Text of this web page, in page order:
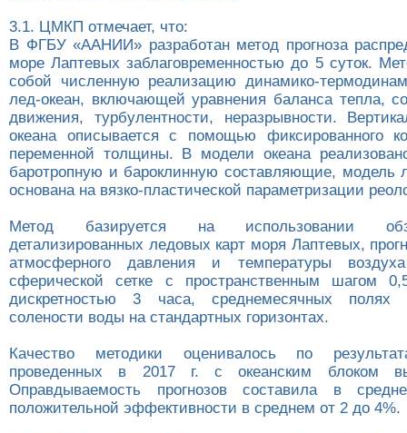
3.1. ЦМКП отмечает, что:
В ФГБУ «ААНИИ» разработан метод прогноза
море Лаптевых заблаговременностью до 5 суток.
собой численную реализацию динамико-
лед-океан, включающей уравнения баланса тепла,
движения, турбулентности, неразрывности.
океана описывается с помощью фиксированного
переменной толщины. В модели океана
баротропную и бароклинную составляющие, модель
основана на вязко-пластической параметризации
Метод базируется на использовании
детализированных ледовых карт моря Лаптевых,
атмосферного давления и температуры
сферической сетке с пространственным шагом
дискретностью 3 часа, среднемесячных полях
солености воды на стандартных горизонтах.
Качество методики оценивалось по
проведенных в 2017 г. с океанским блоком
Оправдываемость прогнозов составила в
положительной эффективности в среднем от 2 до 4%.